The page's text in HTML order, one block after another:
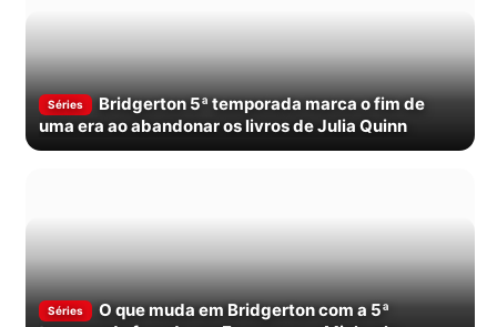
Séries
Bridgerton 5ª temporada marca o fim de
uma era ao abandonar os livros de Julia Quinn
Séries
O que muda em Bridgerton com a 5ª